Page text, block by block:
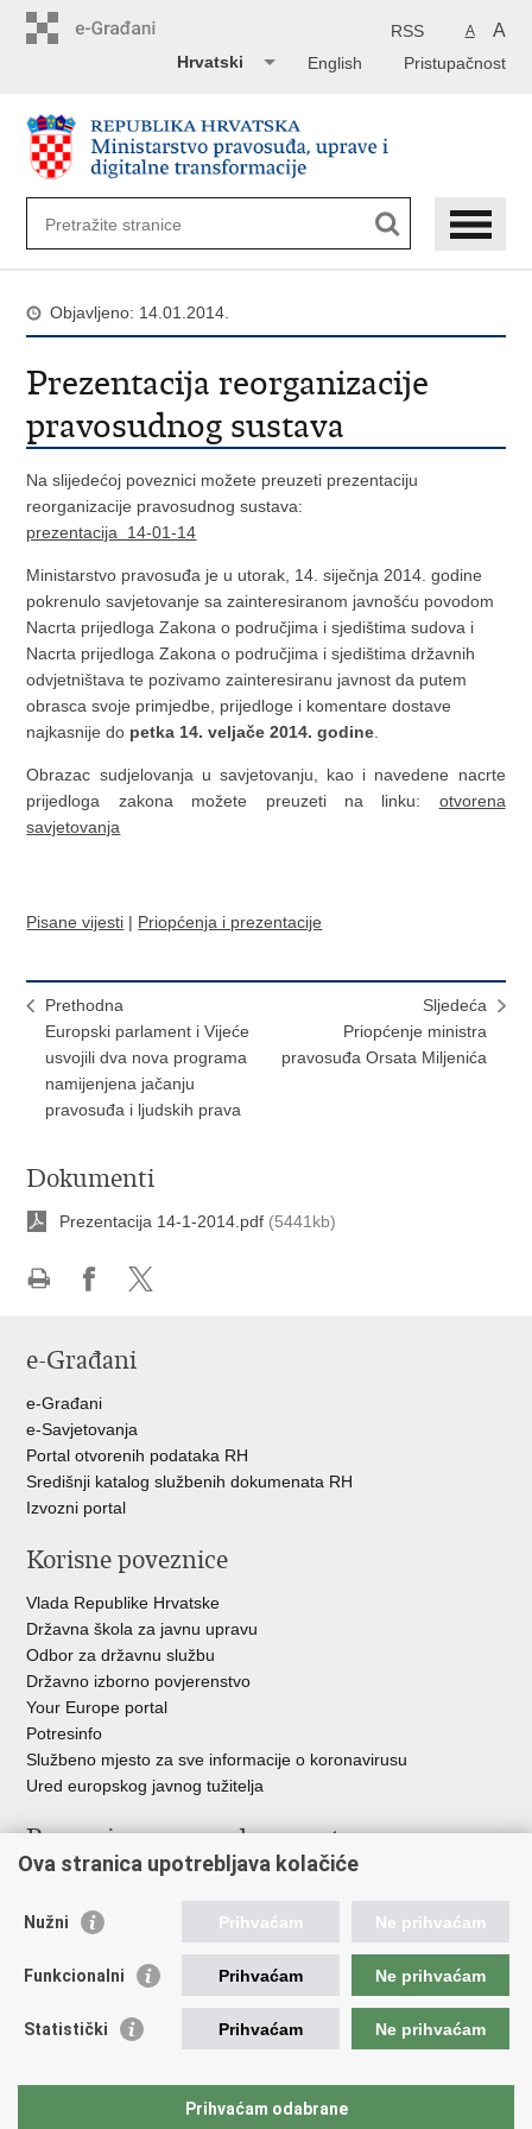
A A
RSS
Pristupačnost
English
Hrvatski
Objavljeno: 14.01.2014.
Prezentacija reorganizacije
pravosudnog sustava
Na slijedećoj poveznici možete preuzeti prezentaciju
reorganizacije pravosudnog sustava:
prezentacija 14-01-14
Ministarstvo pravosuđa je u utorak, 14. siječnja 2014. godine
pokrenulo savjetovanje sa zainteresiranom javnošću povodom
Nacrta prijedloga Zakona o područjima i sjedištima sudova i
Nacrta prijedloga Zakona o područjima i sjedištima državnih
odvjetništava te pozivamo zainteresiranu javnost da putem
obrasca svoje primjedbe, prijedloge i komentare dostave
najkasnije do petka 14. veljače 2014. godine
Obrazac sudjelovanja u savjetovanju, kao i navedene nacrte
prijedloga zakona možete preuzeti na linku: otvorena
savjetovanja
Pisane vijesti | Priopćenja i prezentacije
Prethodna
Europski parlament i Vijeće
usvojili dva nova programa
namijenjena jačanju
pravosuđa i ljudskih prava
Sljedeća
Priopćenje ministra
pravosuđa Orsata Miljenića
Dokumenti
Prezentacija 14-1-2014.pdf (5441kb)
FacebookuTwitteru
e-Građani
e-Građani
e-Savjetovanja
Portal otvorenih podataka RH
Središnji katalog službenih dokumenata RH
Izvozni portal
Korisne poveznice
Vlada Republike Hrvatske
Državna škola za javnu upravu
Odbor za državnu službu
Državno izborno povjerenstvo
Your Europe portal
Potresinfo
Službeno mjesto za sve informacije o koronavirusu
Ured europskog javnog tužitelja
Poveznice pravosudnog sustava
Državno odvjetništvo
Ured za suzbijanje korupcije i organiziranog kriminaliteta
Državnoodvjetničko vijeće
Hrvatska odvjetnička komora
Europski pravosudni portal
Ova stranica upotrebljava kolačiće
Nužni Prihvaćam Ne prihvaćam
Funkcionalni Prihvaćam Ne prihvaćam
Statistički Prihvaćam Ne prihvaćam
Prihvaćam odabrane